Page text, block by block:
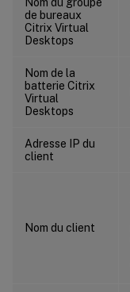
de bureaux
Citrix Virtual
Desktops
Nom de la
batterie Citrix
Virtual
Desktops
Adresse IP du
client
Nom du client